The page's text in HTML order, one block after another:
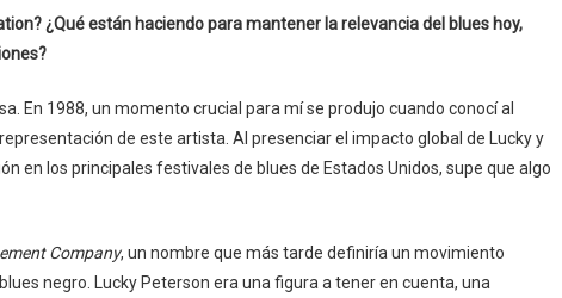
¿Qué están haciendo para mantener la relevancia del blues hoy,
En 1988, un momento crucial para mí se produjo cuando conocí al
de este artista. Al presenciar el impacto global de Lucky y
en los principales festivales de blues de Estados Unidos, supe que algo
Company, un nombre que más tarde definiría un movimiento
negro. Lucky Peterson era una figura a tener en cuenta, una